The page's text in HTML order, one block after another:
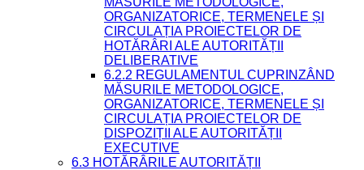
ORGANIZATORICE, TERMENELE ȘI
CIRCULAȚIA PROIECTELOR DE
HOTĂRÂRI ALE AUTORITĂȚII
DELIBERATIVE
6.2.2 REGULAMENTUL CUPRINZÂND
MĂSURILE METODOLOGICE,
ORGANIZATORICE, TERMENELE ȘI
CIRCULAȚIA PROIECTELOR DE
DISPOZIȚII ALE AUTORITĂȚII
EXECUTIVE
6.3 HOTĂRÂRILE AUTORITĂȚII